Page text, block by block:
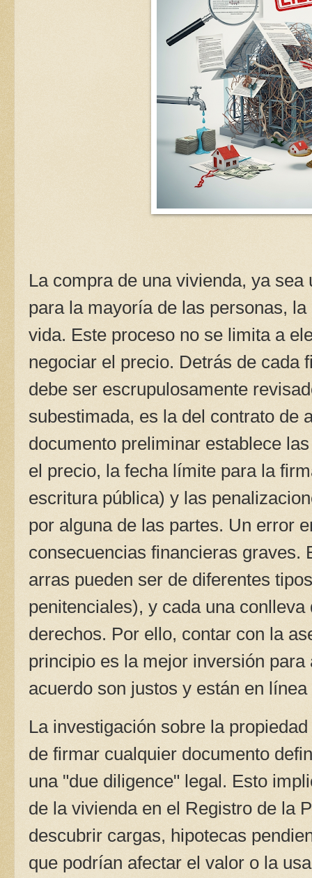
La compra de una vivienda, ya
para la mayoría de las personas,
vida. Este proceso no se limita a
negociar el precio. Detrás de cada
debe ser escrupulosamente
subestimada, es la del contrato de
documento preliminar establece
el precio, la fecha límite para la
escritura pública) y las
por alguna de las partes. Un error
consecuencias financieras graves.
arras pueden ser de diferentes
penitenciales), y cada una
derechos. Por ello, contar con la
principio es la mejor inversión
acuerdo son justos y están en
La investigación sobre la
de firmar cualquier documento
una "due diligence" legal. Esto
de la vivienda en el Registro de la
descubrir cargas, hipotecas
que podrían afectar el valor o la